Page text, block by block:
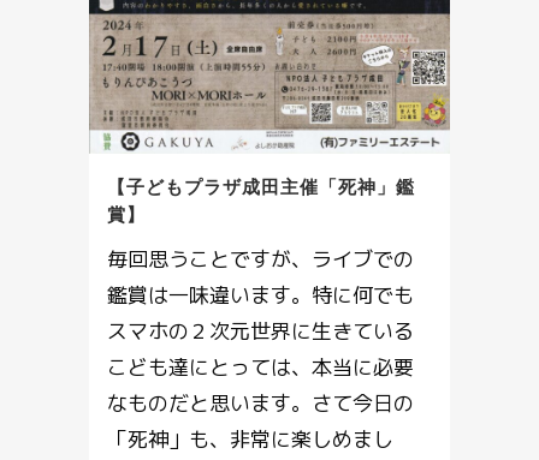
【子どもプラザ成田主催「死神」鑑
賞】
毎回思うことですが、ライブでの
鑑賞は一味違います。特に何でも
スマホの２次元世界に生きている
こども達にとっては、本当に必要
なものだと思います。さて今日の
「死神」も、非常に楽しめまし